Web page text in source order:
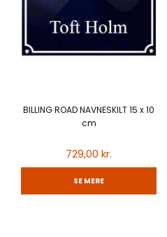
BILLING ROAD NAVNESKILT 15 x 10
cm
729,00 kr.
SE MERE